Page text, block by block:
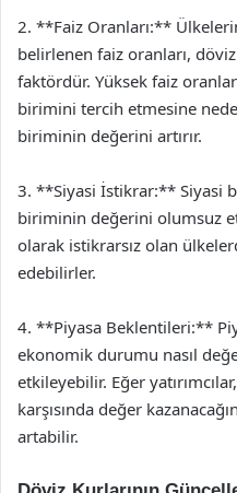
2. **Faiz Oranları:**
belirlenen faiz oranları,
faktördür. Yüksek faiz
birimini tercih etmesine
biriminin değerini artırır.
3. **Siyasi İstikrar:** Siyasi
biriminin değerini olumsuz
olarak istikrarsız olan
edebilirler.
4. **Piyasa Beklentileri:**
ekonomik durumu nasıl
etkileyebilir. Eğer
karşısında değer
artabilir.